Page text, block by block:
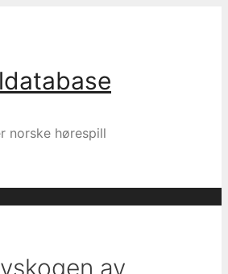
norske hørespill
av